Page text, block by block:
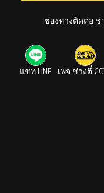
ช่องทางติดต่อ ช่า
แชท LINE เพจ ช่างตี๋